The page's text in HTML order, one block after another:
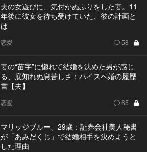
夫の女遊びに、気付かぬふりをした妻。11
年後に彼女を待ち受けていた、彼の計画と
は
恋愛 58
妻の“苗字”に惚れて結婚を決めた男が感じ
る、底知れぬ息苦しさ：ハイスペ婚の履歴
書【夫】
恋愛 65
マリッジブルー、29歳：証券会社美人秘書
が「あみだくじ」で結婚相手を決めようと
した理由